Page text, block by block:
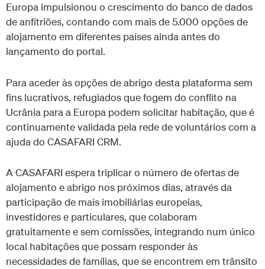
Europa impulsionou o crescimento do banco de dados
de anfitriões, contando com mais de 5.000 opções de
alojamento em diferentes países ainda antes do
lançamento do portal.
Para aceder às opções de abrigo desta plataforma sem
fins lucrativos, refugiados que fogem do conflito na
Ucrânia para a Europa podem solicitar habitação, que é
continuamente validada pela rede de voluntários com a
ajuda do CASAFARI CRM.
A CASAFARI espera triplicar o número de ofertas de
alojamento e abrigo nos próximos dias, através da
participação de mais imobiliárias europeias,
investidores e particulares, que colaboram
gratuitamente e sem comissões, integrando num único
local habitações que possam responder às
necessidades de famílias, que se encontrem em trânsito